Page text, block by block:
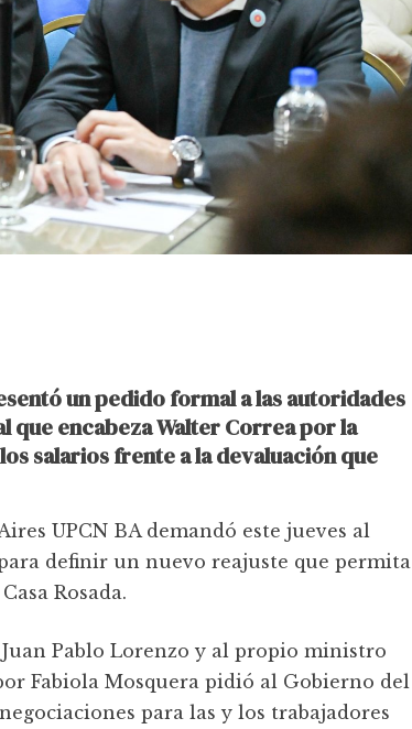
un pedido formal a las autoridades
encabeza Walter Correa por la
salarios frente a la devaluación que
UPCN BA demandó este jueves al
definir un nuevo reajuste que permita
Rosada.
Pablo Lorenzo y al propio ministro
Fabiola Mosquera pidió al Gobierno del
para las y los trabajadores